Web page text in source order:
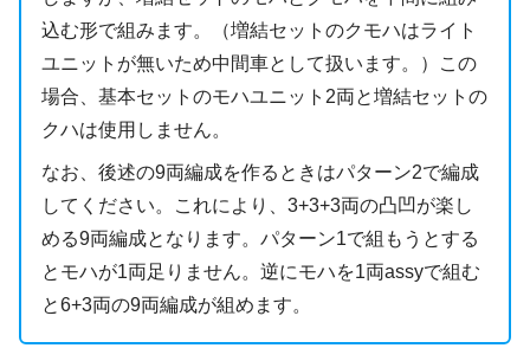
込む形で組みます。（増結セットのクモハはライト
ユニットが無いため中間車として扱います。）この
場合、基本セットのモハユニット2両と増結セットの
クハは使用しません。
なお、後述の9両編成を作るときはパターン2で編成
してください。これにより、3+3+3両の凸凹が楽し
める9両編成となります。パターン1で組もうとする
とモハが1両足りません。逆にモハを1両assyで組む
と6+3両の9両編成が組めます。